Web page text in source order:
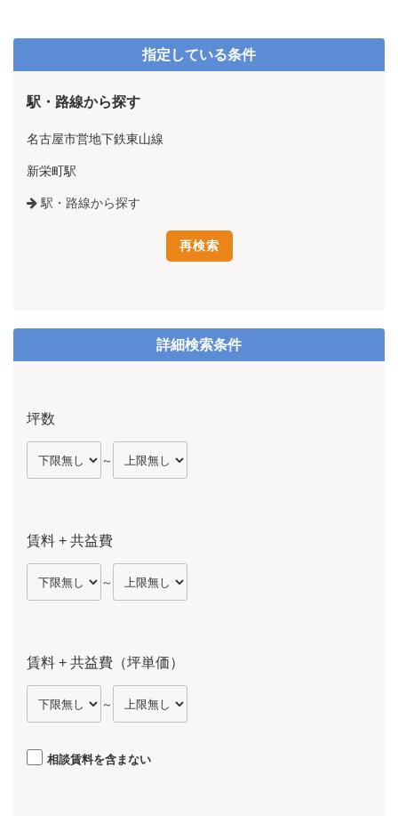
指定している条件
駅・路線から探す
名古屋市営地下鉄東山線
新栄町駅
駅・路線から探す
詳細検索条件
坪数
～
賃料 + 共益費
～
賃料 + 共益費（坪単価）
～
相談賃料を含まない